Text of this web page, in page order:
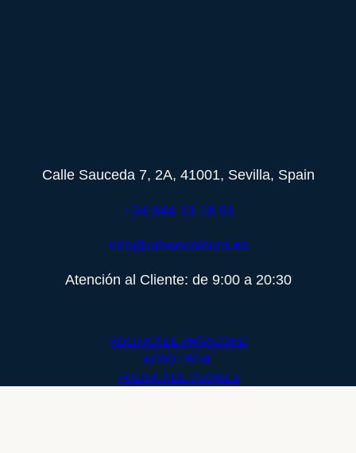
Calle Sauceda 7, 2A, 41001, Sevilla, Spain
+34 644 13 16 01
info@urbancolours.es
Atención al Cliente: de 9:00 a 20:30
POLITICA DE PRIVACIDAD
​​AVISO LEGAL
POLÍTICA DE COOKIES